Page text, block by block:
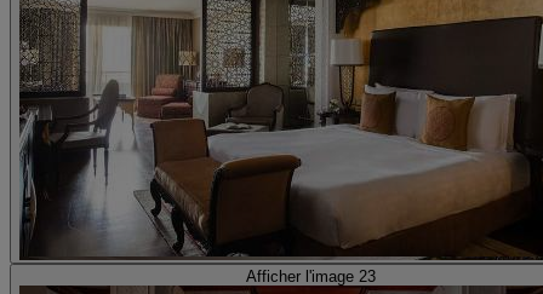
Afficher l'image 23